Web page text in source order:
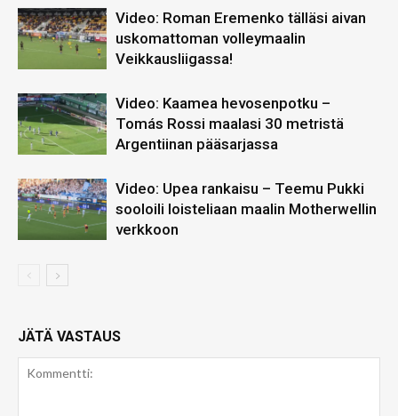
Video: Roman Eremenko tälläsi aivan
uskomattoman volleymaalin
Veikkausliigassa!
Video: Kaamea hevosenpotku –
Tomás Rossi maalasi 30 metristä
Argentiinan pääsarjassa
Video: Upea rankaisu – Teemu Pukki
sooloili loisteliaan maalin Motherwellin
verkkoon
JÄTÄ VASTAUS